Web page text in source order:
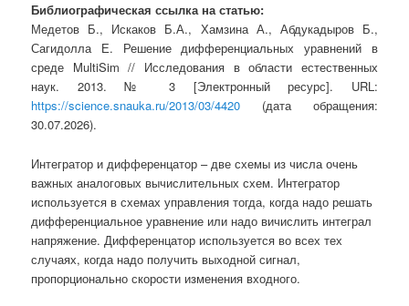
Библиографическая ссылка на статью:
Медетов Б., Искаков Б.А., Хамзина А., Абдукадыров Б.,
Сагидолла Е. Решение дифференциальных уравнений в
среде MultiSim // Исследования в области естественных
наук. 2013. № 3 [Электронный ресурс]. URL:
https://science.snauka.ru/2013/03/4420 (дата обращения:
30.07.2026).
Интегратор и дифференцатор – две схемы из числа очень
важных аналоговых вычислительных схем. Интегратор
используется в схемах управления тогда, когда надо решать
дифференциальное уравнение или надо вичислить интеграл
напряжение. Дифференцатор используется во всех тех
случаях, когда надо получить выходной сигнал,
пропорционально скорости изменения входного.